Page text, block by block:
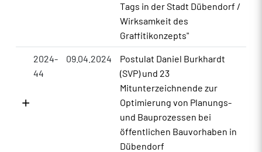
Tags in der Stadt Dübendorf /
Wirksamkeit des
Graffitikonzepts"
2024-
44
09.04.2024
Postulat Daniel Burkhardt
(SVP) und 23
Mitunterzeichnende zur
Optimierung von Planungs-
und Bauprozessen bei
öffentlichen Bauvorhaben in
Dübendorf